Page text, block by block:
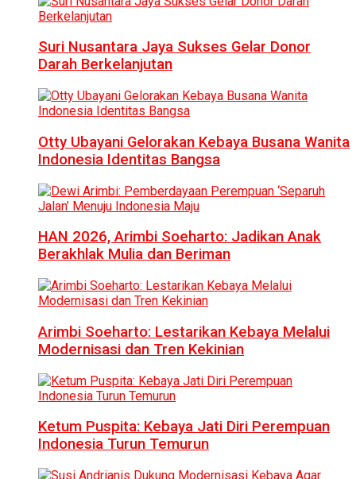
Suri Nusantara Jaya Sukses Gelar Donor
Darah Berkelanjutan
Otty Ubayani Gelorakan Kebaya Busana Wanita
Indonesia Identitas Bangsa
HAN 2026, Arimbi Soeharto: Jadikan Anak
Berakhlak Mulia dan Beriman
Arimbi Soeharto: Lestarikan Kebaya Melalui
Modernisasi dan Tren Kekinian
Ketum Puspita: Kebaya Jati Diri Perempuan
Indonesia Turun Temurun